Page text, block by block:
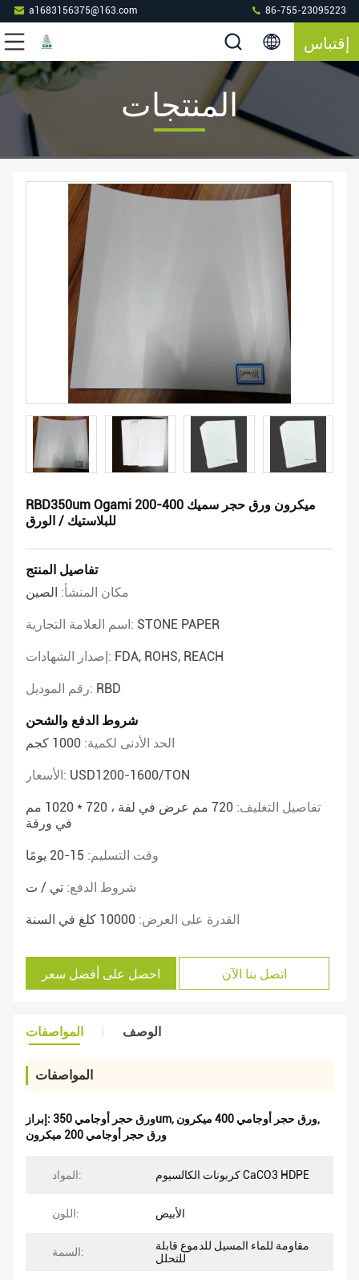
a1683156375@163.com 86-755-23095223
إقتباس
المنتجات
RBD350um Ogami 200-400 ميكرون ورق حجر سميك
للبلاستيك / الورق
تفاصيل المنتج
مكان المنشأ: الصين
اسم العلامة التجارية: STONE PAPER
إصدار الشهادات: FDA, ROHS, REACH
رقم الموديل: RBD
شروط الدفع والشحن
الحد الأدنى لكمية: 1000 كجم
الأسعار: USD1200-1600/TON
تفاصيل التغليف:
720 مم عرض في لفة ، 720 * 1020 مم
في ورقة
وقت التسليم: 15-20 يومًا
شروط الدفع: تي / ت
القدرة على العرض: 10000 كلغ في السنة
احصل على أفضل سعر اتصل بنا الآن
المواصفات الوصف
المواصفات
إبراز: ورق حجر أوجامي 350um, ورق حجر أوجامي 400 ميكرون,
ورق حجر أوجامي 200 ميكرون
المواد: كربونات الكالسيوم CaCO3 HDPE
اللون: الأبيض
السمة:
مقاومة للماء المسيل للدموع قابلة
للتحلل